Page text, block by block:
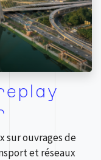
sur ouvrages de
et réseaux